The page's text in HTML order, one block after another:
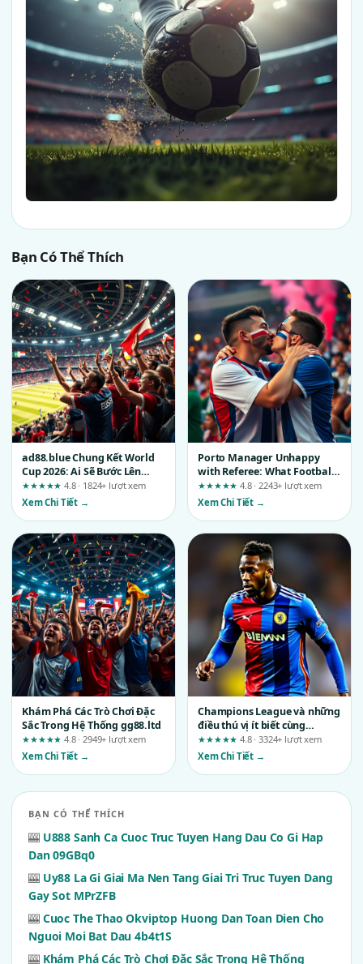
Bạn Có Thể Thích
ad88.blue Chung Kết World
Cup 2026: Ai Sẽ Bước Lên
Đỉnh Cao Bóng Đá
★★★★★4.8 · 1824+ lượt xem
Xem Chi Tiết →
Porto Manager Unhappy
with Referee: What Football
Fans Should Know Before
Choosing a Betting Platform
★★★★★4.8 · 2243+ lượt xem
Xem Chi Tiết →
Khám Phá Các Trò Chơi Đặc
Sắc Trong Hệ Thống gg88.ltd
★★★★★4.8 · 2949+ lượt xem
Xem Chi Tiết →
Champions League và những
điều thú vị ít biết cùng
fv88.com
★★★★★4.8 · 3324+ lượt xem
Xem Chi Tiết →
BẠN CÓ THỂ THÍCH
🎰 U888 Sanh Ca Cuoc Truc Tuyen Hang Dau Co Gi Hap
Dan 09GBq0
🎰 Uy88 La Gi Giai Ma Nen Tang Giai Tri Truc Tuyen Dang
Gay Sot MPrZFB
🎰 Cuoc The Thao Okviptop Huong Dan Toan Dien Cho
Nguoi Moi Bat Dau 4b4t1S
🎰 Khám Phá Các Trò Chơi Đặc Sắc Trong Hệ Thống